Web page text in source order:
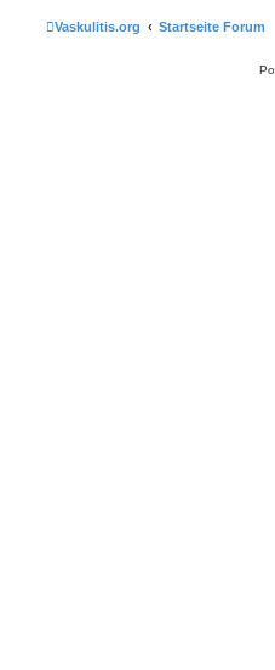
Vaskulitis.org Startseite Forum